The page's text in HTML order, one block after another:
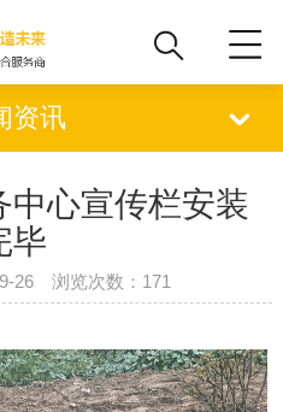
资讯
中心宣传栏安装
毕
26 浏览次数： 171